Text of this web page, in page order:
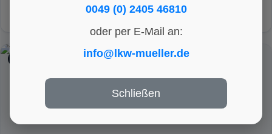
0049 (0) 2405 46810
oder per E-Mail an:
info@lkw-mueller.de
Schließen
DETAILS ANSEHEN